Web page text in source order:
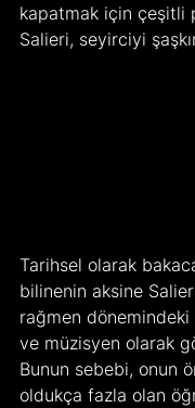
kapatmak için çeşitli
Salieri, seyirciyi
Tarihsel olarak
bilinenin aksine
rağmen
ve müzisyen olarak
Bunun sebebi, onun
oldukça fazla olan